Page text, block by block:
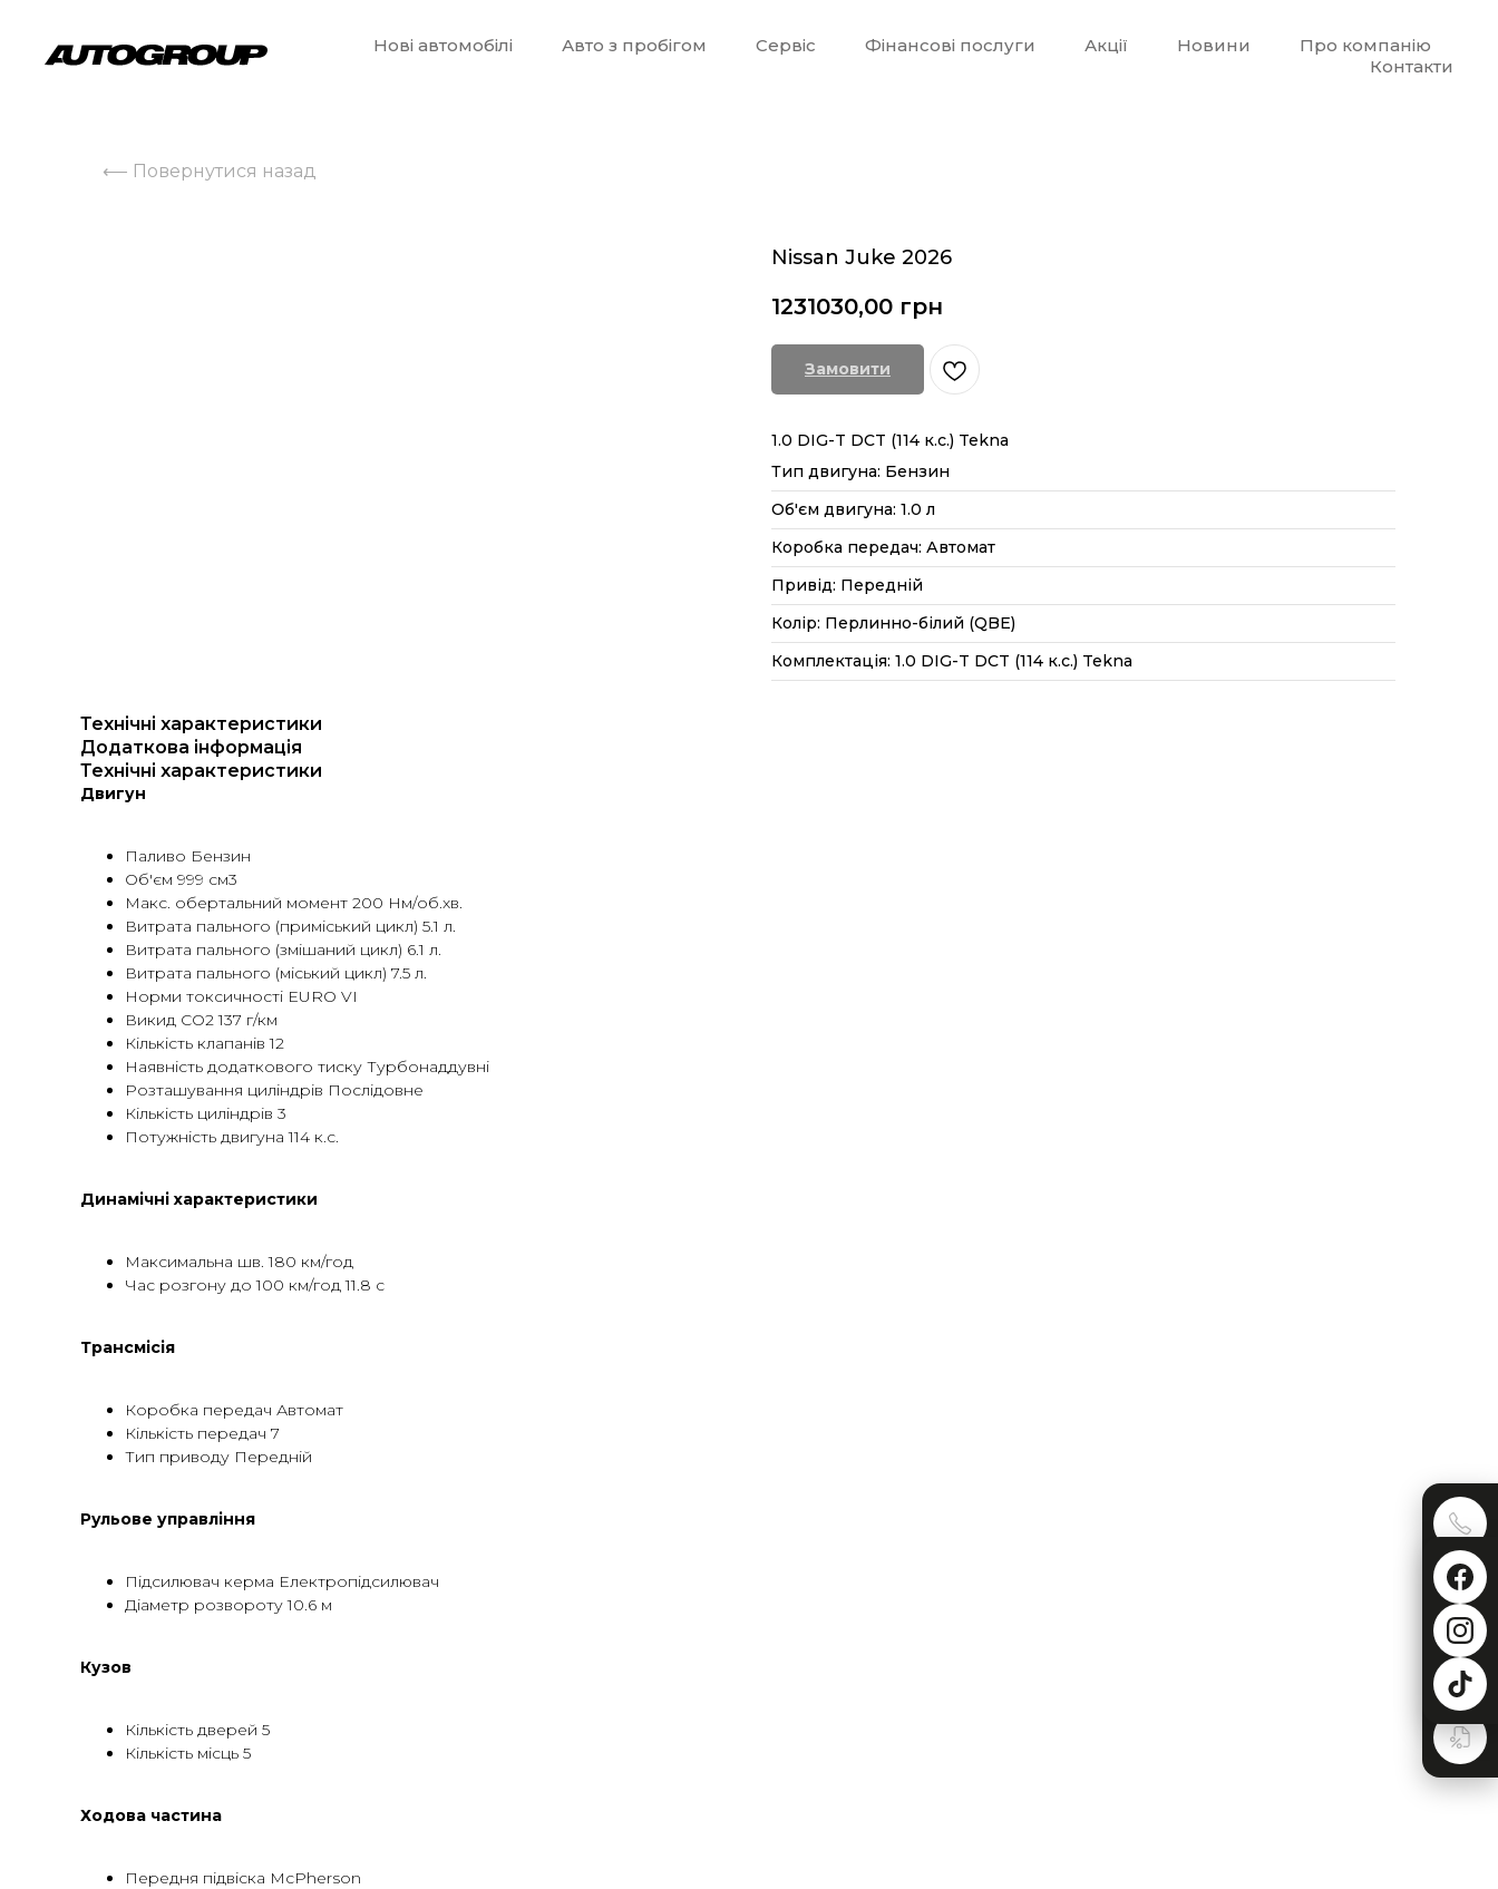
Нові автомобілі Авто з пробігом Сервіс Фінансові послуги Акції Новини
Про компанію
Контакти
⟵ Повернутися назад
Nissan Juke 2026
1231030,00 грн
Замовити
1.0 DIG-T DCT (114 к.с.) Tekna
Тип двигуна: Бензин
Об'єм двигуна: 1.0 л
Коробка передач: Автомат
Привід: Передній
Колір: Перлинно-білий (QBE)
Комплектація: 1.0 DIG-T DCT (114 к.с.) Tekna
Технічні характеристики
Додаткова інформація
Технічні характеристики
Двигун
Паливо Бензин
Об'єм 999 см3
Макс. обертальний момент 200 Нм/об.хв.
Витрата пального (приміський цикл) 5.1 л.
Витрата пального (змішаний цикл) 6.1 л.
Витрата пального (міський цикл) 7.5 л.
Норми токсичностi EURO VI
Викид CO2 137 г/км
Кількість клапанів 12
Наявність додаткового тиску Турбонаддувні
Розташування циліндрів Послідовне
Кількість циліндрів 3
Потужність двигуна 114 к.с.
Динамічні характеристики
Максимальна шв. 180 км/год
Час розгону до 100 км/год 11.8 с
Трансмісія
Коробка передач Автомат
Кількість передач 7
Тип приводу Передній
Рульове управління
Підсилювач керма Електропідсилювач
Діаметр розвороту 10.6 м
Кузов
Кількість дверей 5
Кількість місць 5
Ходова частина
Передня підвіска McPherson